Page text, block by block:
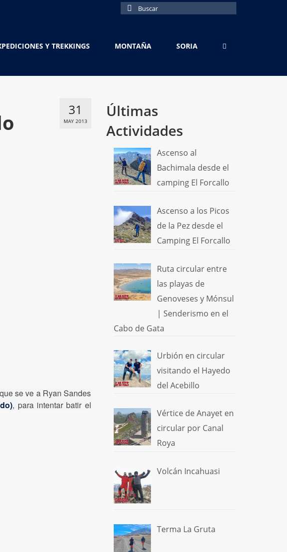
Buscar
Y TREKKINGS MONTAÑA SORIA
31
MAY 2013
se ve a Ryan Sandes
, para intentar batir el
Últimas
Actividades
Ascenso al
Bachimala desde el
camping El Forcallo
Ascenso a los Picos
de la Pez desde el
Camping El Forcallo
Ruta circular entre
las playas de
Genoveses y Mónsul
| Senderismo en el
Cabo de Gata
Urbión en circular
visitando el Hayedo
del Acebillo
Vértice de Anayet en
circular por Canal
Roya
Volcán Incahuasi
Terma La Gruta